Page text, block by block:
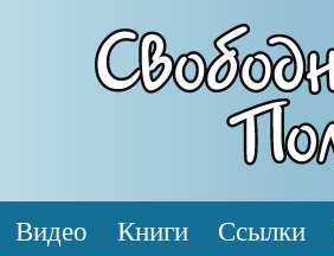
Видео Книги Ссылки